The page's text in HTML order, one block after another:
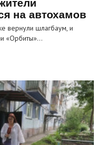
на автохамов
вернули шлагбаум, и
«Орбиты»…